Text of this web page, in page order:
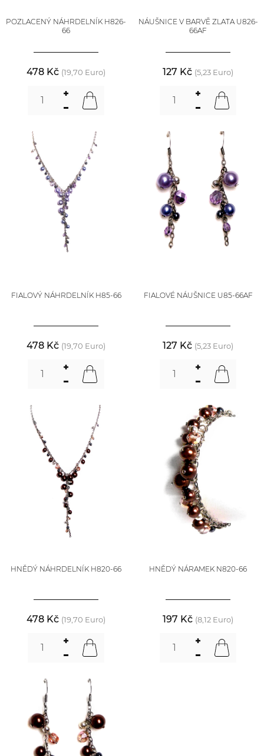
POZLACENÝ NÁHRDELNÍK H826-
66
478 Kč (19,70 Euro)
NÁUŠNICE V BARVĚ ZLATA U826-
66AF
127 Kč (5,23 Euro)
FIALOVÝ NÁHRDELNÍK H85-66
478 Kč (19,70 Euro)
FIALOVÉ NÁUŠNICE U85-66AF
127 Kč (5,23 Euro)
HNĚDÝ NÁHRDELNÍK H820-66
478 Kč (19,70 Euro)
HNĚDÝ NÁRAMEK N820-66
197 Kč (8,12 Euro)